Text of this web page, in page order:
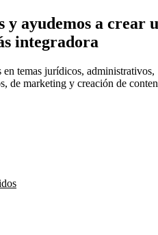
y ayudemos a crear
integradora
en temas jurídicos, administrativos,
de marketing y creación de